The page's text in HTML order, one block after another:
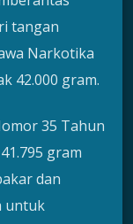
tangan
Narkotika
42.000 gram.
35 Tahun
gram
dan
untuk